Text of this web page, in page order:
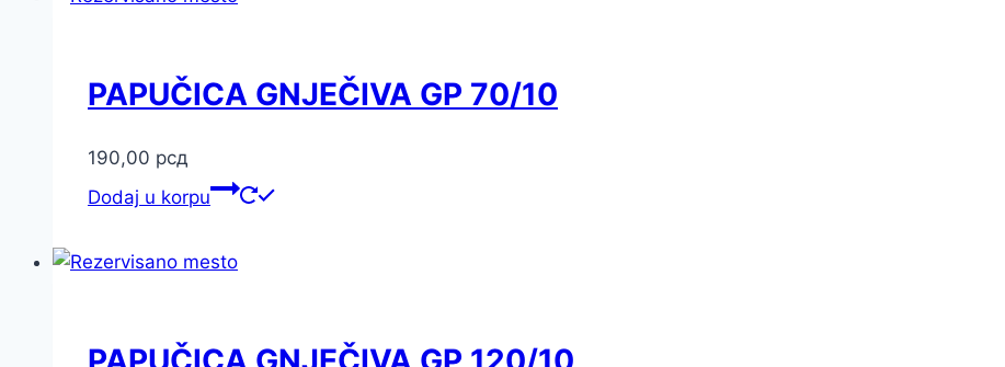
PAPUČICA GNJEČIVA GP 70/10
190,00 рсд
Dodaj u korpu